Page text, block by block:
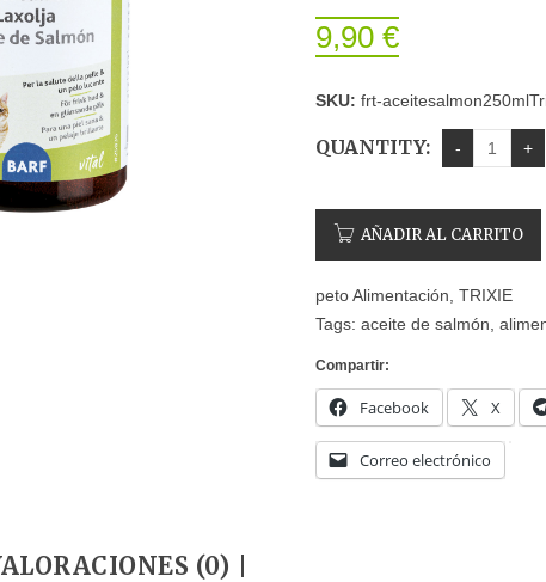
los ácidos grasos
saludable
9,90 €
SKU: frt-
QUANTITY:
AÑADIR AL CARRITO
petoAlimentación TRIXIE
Tags: aceite de salmón
Compartir:
Facebook X
Correo electrónico
(0)
PELOTA DENTA FUN 5 CM.
2,99€